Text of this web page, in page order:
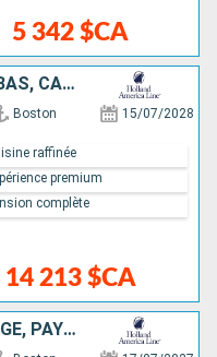
5 342 $CA
ISLANDE, GRÖENLAND, PAYS-BAS, CANADA, ÉTATS-UNIS, NORVÈGE, ROYAUME-UNI, IRLANDE
Boston 15/07/2028
14 213 $CA
raffinée
premium
complète
ÉTATS-UNIS, CANADA, NORVÈGE, PAYS-BAS, IRLANDE, ISLANDE, GRÖENLAND